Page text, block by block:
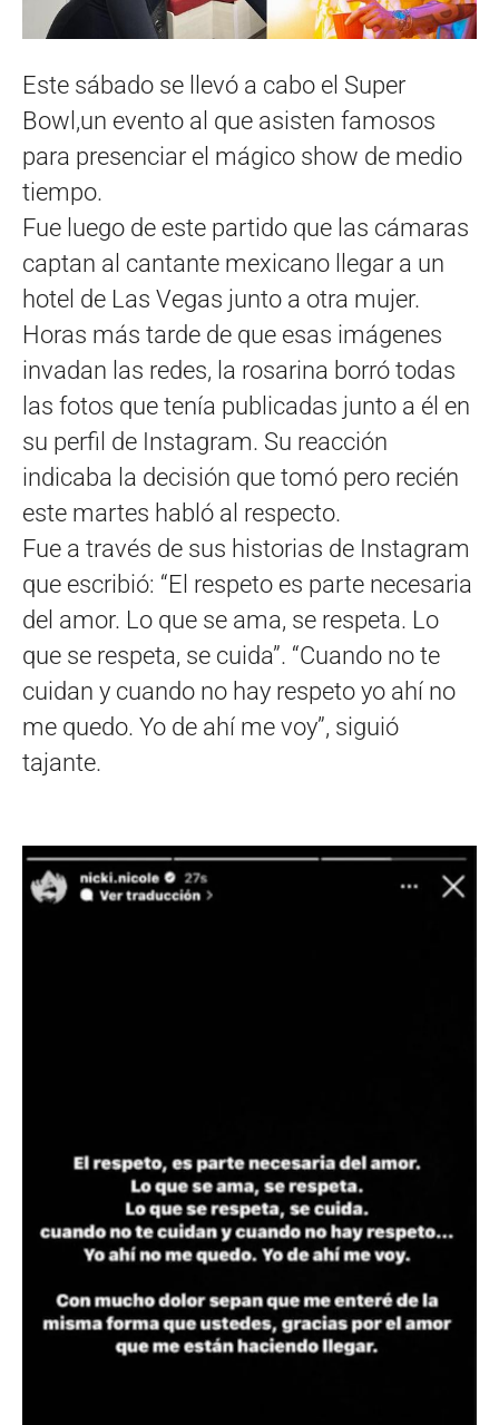
Este sábado se llevó a cabo el Super
Bowl,un evento al que asisten famosos
para presenciar el mágico show de medio
tiempo.
Fue luego de este partido que las cámaras
captan al cantante mexicano llegar a un
hotel de Las Vegas junto a otra mujer.
Horas más tarde de que esas imágenes
invadan las redes, la rosarina borró todas
las fotos que tenía publicadas junto a él en
su perfil de Instagram. Su reacción
indicaba la decisión que tomó pero recién
este martes habló al respecto.
Fue a través de sus historias de Instagram
que escribió: “El respeto es parte necesaria
del amor. Lo que se ama, se respeta. Lo
que se respeta, se cuida”. “Cuando no te
cuidan y cuando no hay respeto yo ahí no
me quedo. Yo de ahí me voy”, siguió
tajante.